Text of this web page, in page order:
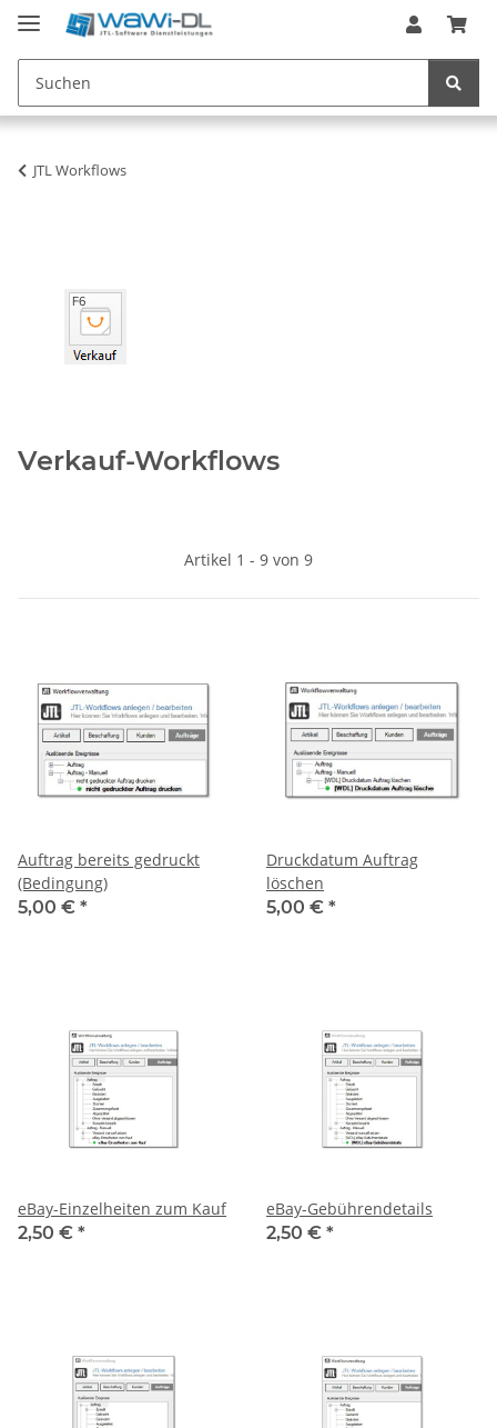
JTL Workflows
Verkauf-Workflows
Artikel 1 - 9 von 9
Auftrag bereits gedruckt
(Bedingung)
5,00 € *
Druckdatum Auftrag
löschen
5,00 € *
eBay-Einzelheiten zum Kauf
2,50 € *
eBay-Gebührendetails
2,50 € *